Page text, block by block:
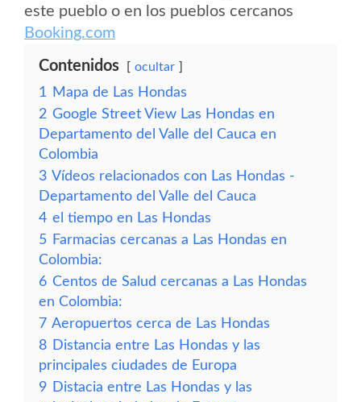
este pueblo o en los pueblos cercanos
Booking.com
Contenidos ocultar
1
Mapa de Las Hondas
2 Google Street View Las Hondas en
Departamento del Valle del Cauca en
Colombia
3 Vídeos relacionados con Las Hondas -
Departamento del Valle del Cauca
4 el tiempo en Las Hondas
5 Farmacias cercanas a Las Hondas en
Colombia:
6 Centos de Salud cercanas a Las Hondas
en Colombia:
7 Aeropuertos cerca de Las Hondas
8 Distancia entre Las Hondas y las
principales ciudades de Europa
9 Distacia entre Las Hondas y las